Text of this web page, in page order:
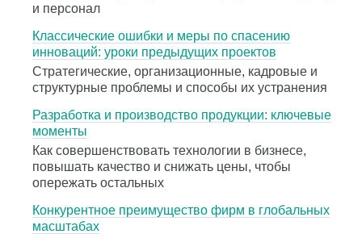
и персонал
Классические ошибки и меры по спасению
инноваций: уроки предыдущих проектов
Стратегические, организационные, кадровые и
структурные проблемы и способы их устранения
Разработка и производство продукции: ключевые
моменты
Как совершенствовать технологии в бизнесе,
повышать качество и снижать цены, чтобы
опережать остальных
Конкурентное преимущество фирм в глобальных
масштабах